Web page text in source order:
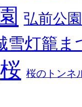
弘前公
雪灯籠ま
桜 桜のトンネ